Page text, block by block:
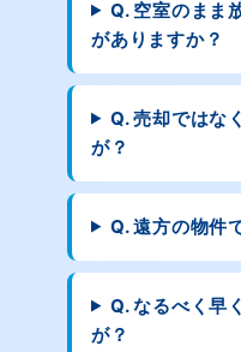
Q. 空室のまま
がありますか？
Q. 売却ではな
が？
Q. 遠方の物件
Q. なるべく早
が？